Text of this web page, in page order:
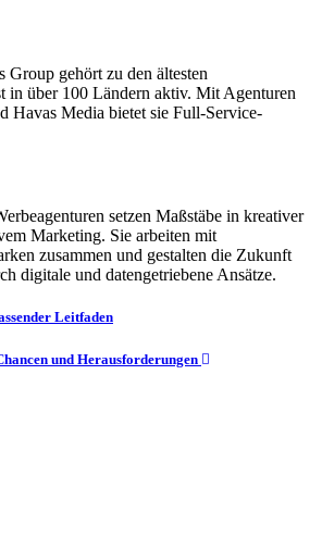
Group gehört zu den ältesten
in über 100 Ländern aktiv. Mit Agenturen
Havas Media bietet sie Full-Service-
setzen Maßstäbe in kreativer
Marketing. Sie arbeiten mit
zusammen und gestalten die Zukunft
digitale und datengetriebene Ansätze.
Leitfaden
und Herausforderungen